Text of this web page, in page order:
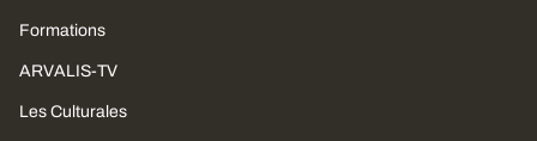
Formations
ARVALIS-TV
Les Culturales